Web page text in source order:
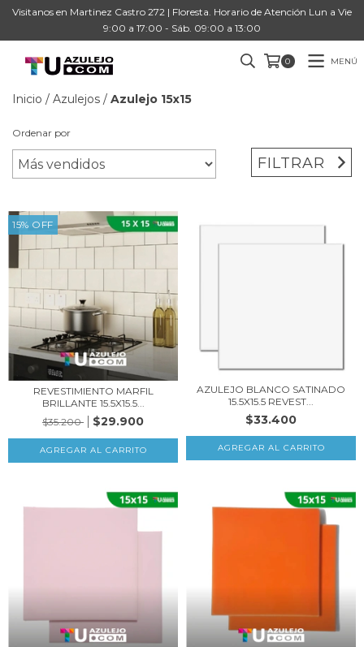
Visitanos en Martinez Castro 272 | Floresta. Horario de Atención Lun a Vie
9:00 a 17:00 - Sáb. 09:00 a 13:00
0 MENÚ
Inicio / Azulejos / Azulejo 15x15
Ordenar por
FILTRAR
15% OFF
REVESTIMIENTO MARFIL
BRILLANTE 15.5X15.5...
$35.200
$29.900
AZULEJO BLANCO SATINADO
15.5X15.5 REVEST...
$33.400